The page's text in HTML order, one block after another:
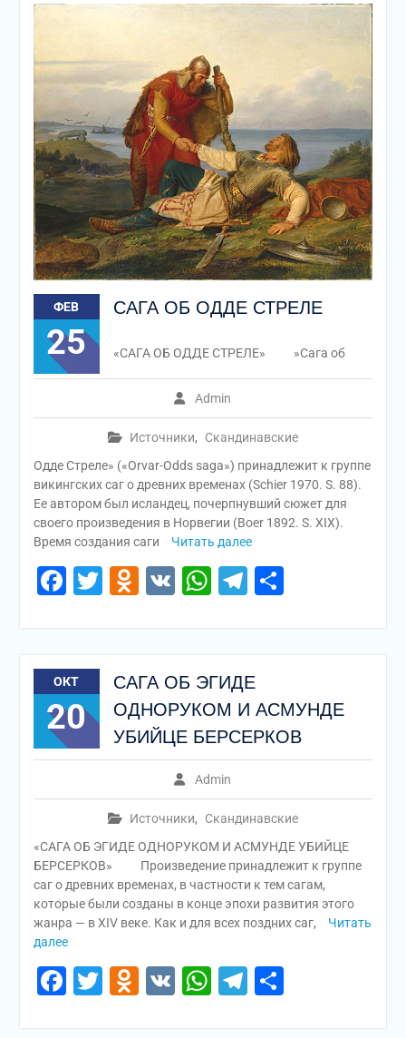
ФЕВ
25
САГА ОБ ОДДЕ СТРЕЛЕ
Admin
Источники, Скандинавские
«САГА ОБ ОДДЕ СТРЕЛЕ» »Сага об
Одде Стреле» («Orvar-Odds saga») принадлежит к группе
викингских саг о древних временах (Schier 1970. S. 88).
Ее автором был исландец, почерпнувший сюжет для
своего произведения в Норвегии (Boer 1892. S. XIX).
Время создания саги
Читать далее
Facebook
Twitter
Odnoklassniki
VKWhatsApp
Telegram
ОКТ
20
САГА ОБ ЭГИДЕ
ОДНОРУКОМ И АСМУНДЕ
УБИЙЦЕ БЕРСЕРКОВ
Admin
Источники,
Скандинавские
«САГА ОБ ЭГИДЕ ОДНОРУКОМ И АСМУНДЕ УБИЙЦЕ
БЕРСЕРКОВ» Произведение принадлежит к группе
саг о древних временах, в частности к тем сагам,
которые были созданы в конце эпохи развития этого
жанра — в XIV веке. Как и для всех поздних саг,
Читать
далее
Facebook
Twitter
Odnoklassniki
VKWhatsApp
Telegram